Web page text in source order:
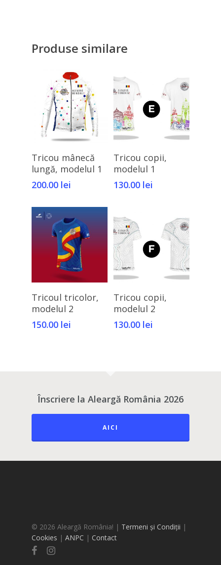
Produse similare
Selectează Opțiunile
Tricou mânecă
lungă, modelul 1
200.00 lei
Tricou copii,
modelul 1
130.00 lei
Selectează Opțiunile
Tricoul tricolor,
modelul 2
150.00 lei
Selectează Opțiunile
Tricou copii,
modelul 2
130.00 lei
Înscriere la Aleargă România 2026
AICI
© 2026 Aleargă România! | Termeni și Condiții |
Cookies | ANPC | Contact